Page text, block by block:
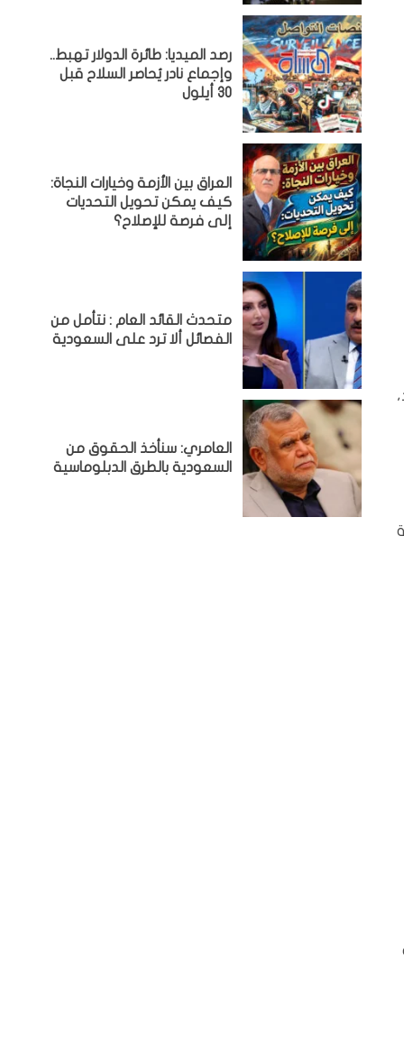
رصد الميديا: طائرة الدولار تهبط..
وإجماع نادر يُحاصر السلاح قبل
30 أيلول
العراق بين الأزمة وخيارات النجاة:
كيف يمكن تحويل التحديات
إلى فرصة للإصلاح؟
متحدث القائد العام : نتأمل من
الفصائل ألا ترد على السعودية
العامري: سنأخذ الحقوق من
السعودية بالطرق الدبلوماسية